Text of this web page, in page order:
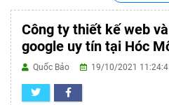
Công ty thiết kế web
google uy tín tại Hóc
Quốc Bảo 19/10/2021